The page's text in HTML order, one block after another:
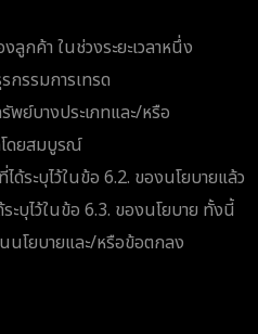
ลูกค้า ในช่วงระยะเวลาหนึ่ง
กรรมการเทรด
พย์บางประเภทและ/หรือ
โดยสมบูรณ์
ระบุไว้ในข้อ 6.2. ของนโยบายแล้ว
ะบุไว้ในข้อ 6.3. ของนโยบาย ทั้งนี้
นโยบายและ/หรือข้อตกลง